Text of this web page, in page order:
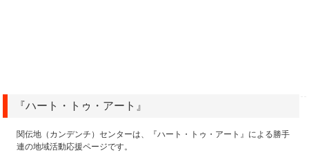
『ハート・トゥ・アート』
関伝地（カンデンチ）センターは、『ハート・トゥ・アート』による勝手
連の地域活動応援ページです。